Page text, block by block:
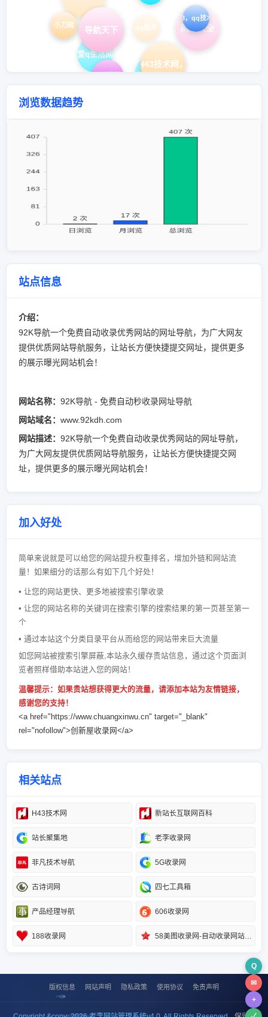
hao43，H43技术网，在线工具
hao43，qq技术导航
导航天下 网址大全
小刀网
爱q生活网
qq技术
浏览数据趋势
站点信息
介绍：
92K导航一个免费自动收录优秀网站的网址导航，为广大网友
提供优质网站导航服务，让站长方便快捷提交网址，提供更多
的展示曝光网站机会！
网站名称： 92K导航 - 免费自动秒收录网址导航
网站域名： www.92kdh.com
网站描述： 92K导航一个免费自动收录优秀网站的网址导航，
为广大网友提供优质网站导航服务，让站长方便快捷提交网
址，提供更多的展示曝光网站机会！
加入好处
简单来说就是可以给您的网站提升权重排名，增加外链和网站流
量！如果细分的话那么有如下几个好处！
• 让您的网站更快、更多地被搜索引擎收录
• 让您的网站名称的关键词在搜索引擎的搜索结果的第一页甚至第一
个
• 通过本站这个分类目录平台从而给您的网站带来巨大流量
如您网站被搜索引擎屏蔽,本站永久缓存贵站信息，通过这个页面浏
览者照样借助本站进入您的网站！
温馨提示：如果贵站想获得更大的流量，请添加本站为友情链接，
感谢您的支持！
<a href="https://www.chuangxinwu.cn" target="_blank"
rel="nofollow">创新屋收录网</a>
相关站点
H43技术网 新站长互联网百科
站长聚集地 老李收录网
非凡技术导航 5G收录网
古诗词网 四七工具箱
产品经理导航 606收录网
188收录网
Q
✉
+
版权信息 网站声明 隐私政策 使用协议 免责声明